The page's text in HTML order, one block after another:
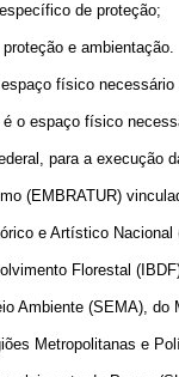
de proteção;
e ambientação.
físico
é o espaço físico
para a execução
(EMBRATUR)
e Artístico
Florestal
Ambiente (SEMA), do
Metropolitanas e